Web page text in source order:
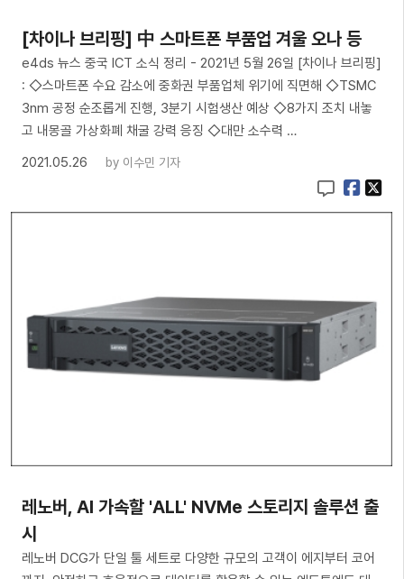
[차이나 브리핑] 中 스마트폰 부품업 겨울 오나 등
e4ds 뉴스 중국 ICT 소식 정리 - 2021년 5월 26일 [차이나 브리핑]
: ◇스마트폰 수요 감소에 중화권 부품업체 위기에 직면해 ◇TSMC
3nm 공정 순조롭게 진행, 3분기 시험생산 예상 ◇8가지 조치 내놓
고 내몽골 가상화폐 채굴 강력 응징 ◇대만 소수력 …
2021.05.26
by 이수민 기자
레노버, AI 가속할 'ALL' NVMe 스토리지 솔루션 출
시
레노버 DCG가 단일 툴 세트로 다양한 규모의 고객이 에지부터 코어